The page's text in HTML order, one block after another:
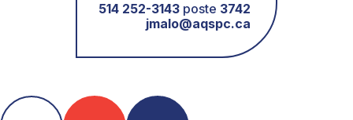
514 252-3143 poste 3742
jmalo@aqspc.ca